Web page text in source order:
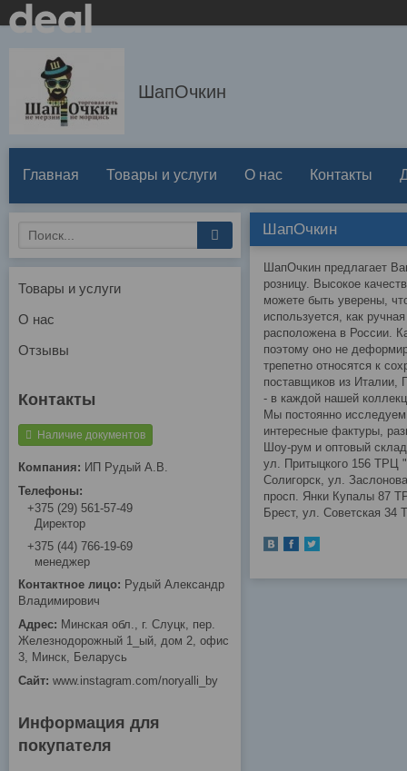
ШапОчкин
Главная Товары и услуги О нас Контакты
ШапОчкин
ШапОчкин предлагает
розницу. Высокое
можете быть уверены,
используется, как
расположена в России.
поэтому оно не
трепетно относятся к
поставщиков из Италии,
- в каждой нашей
Мы постоянно
интересные фактуры,
Шоу-рум и оптовый
ул. Притыцкого 156 ТРЦ
Солигорск, ул.
просп. Янки Купалы 87
Брест, ул. Советская
Товары и услуги
О нас
Отзывы
Наличие документов
ИП Рудый А.В.
+375 (29) 561-57-49
Директор
+375 (44) 766-19-69
менеджер
Рудый Александр
Владимирович
Минская обл., г. Слуцк, пер.
Железнодорожный 1_ый, дом 2, офис
3, Минск, Беларусь
www.instagram.com/noryalli_by
Информация для
покупателя